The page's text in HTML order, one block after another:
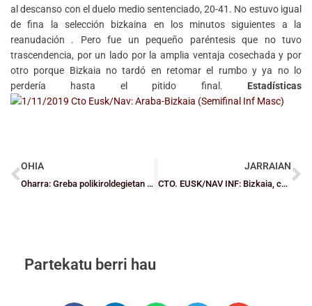
al descanso con el duelo medio sentenciado, 20-41. No estuvo igual
de fina la selección bizkaina en los minutos siguientes a la
reanudación . Pero fue un pequeño paréntesis que no tuvo
trascendencia, por un lado por la amplia ventaja cosechada y por
otro porque Bizkaia no tardó en retomar el rumbo y ya no lo
perdería hasta el pitido final. Estadísticas
OHIA
Oharra: Greba polikiroldegietan – lehiaketak
JARRAIAN
CTO. EUSK/NAV INF: Bizkaia, campeona con autoridad
Partekatu berri hau